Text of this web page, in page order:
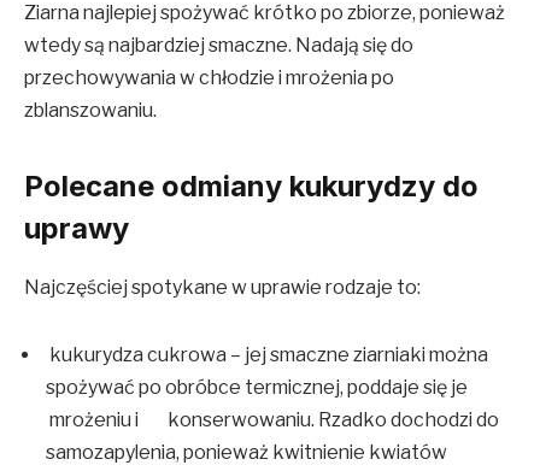
Ziarna najlepiej spożywać krótko po zbiorze, ponieważ
wtedy są najbardziej smaczne. Nadają się do
przechowywania w chłodzie i mrożenia po
zblanszowaniu.
Polecane odmiany kukurydzy do
uprawy
Najczęściej spotykane w uprawie rodzaje to:
kukurydza cukrowa – jej smaczne ziarniaki można
spożywać po obróbce termicznej, poddaje się je
mrożeniu i konserwowaniu. Rzadko dochodzi do
samozapylenia, ponieważ kwitnienie kwiatów